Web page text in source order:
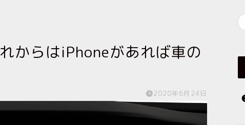
からはiPhoneがあれば車の
2020年6月24日